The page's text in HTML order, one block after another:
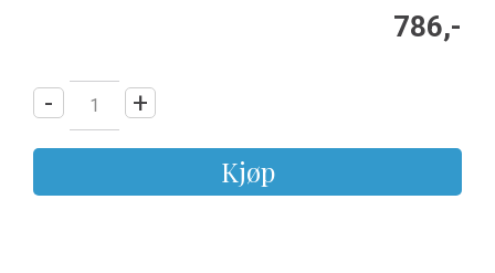
786,-
- +
Kjøp